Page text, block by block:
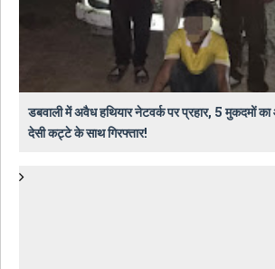
डबवाली में अवैध हथियार नेटवर्क पर प्रहार, 5 मुकदमों का
देसी कट्टे के साथ गिरफ्तार!